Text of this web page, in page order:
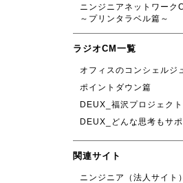
ニンジニアネットワーク
～プリンタラベル篇～
ラジオCM一覧
オフィスのコンシェルジ
ポイントダウン篇
DEUX_福沢プロジェク
DEUX_どんな思考もサ
関連サイト
ニンジニア（法人サイト）